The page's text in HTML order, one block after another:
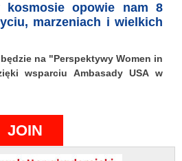
kosmosie opowie nam 8
marzeniach i wielkich
na "Perspektywy Women in
wsparciu Ambasady USA w
JOIN